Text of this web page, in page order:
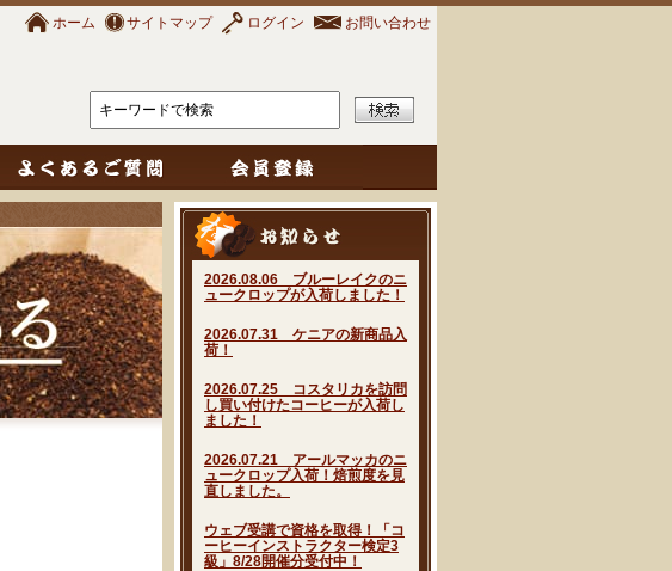
ホーム サイトマップ ログイン お問い合わせ
2026.08.06 ブルーレイクのニ
ュークロップが入荷しました！
2026.07.31 ケニアの新商品入
荷！
2026.07.25 コスタリカを訪問
し買い付けたコーヒーが入荷し
ました！
2026.07.21 アールマッカのニ
ュークロップ入荷！焙煎度を見
直しました。
ウェブ受講で資格を取得！「コ
ーヒーインストラクター検定3
級」8/28開催分受付中！